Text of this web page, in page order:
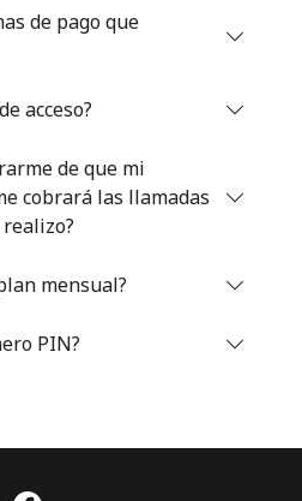
Sesión
de pago que
acceso?
de que mi
cobrará las llamadas
mensual?
PIN?